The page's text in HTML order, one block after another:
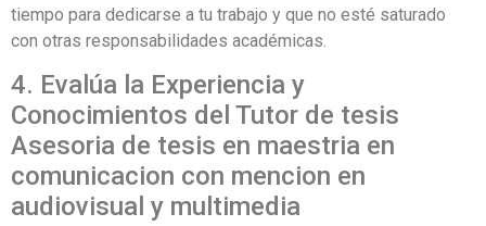
tiempo para dedicarse a tu trabajo y que no esté saturado
con otras responsabilidades académicas.
4. Evalúa la Experiencia y
Conocimientos del Tutor de tesis
Asesoria de tesis en maestria en
comunicacion con mencion en
audiovisual y multimedia